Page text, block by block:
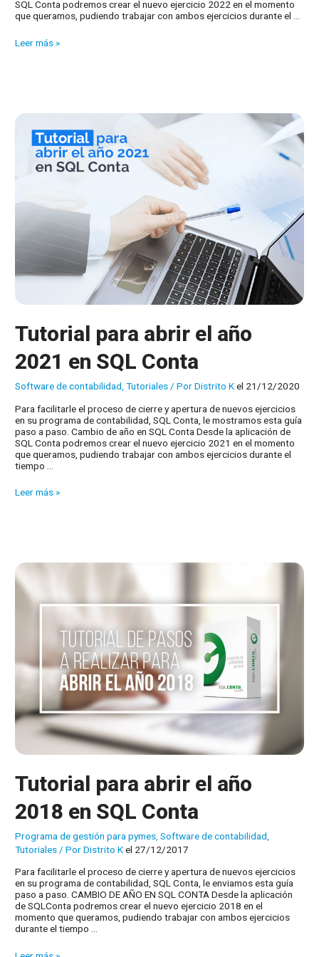
SQL Conta podremos crear el nuevo ejercicio 2022 en el momento
que queramos, pudiendo trabajar con ambos ejercicios durante el …
Tutorial
SQL
Conta
Leer más »
Tutorial para abrir el año
2021 en SQL Conta
Software de contabilidad ,Tutoriales / PorDistrito Kel 21/12/2020
Para facilitarle el proceso de cierre y apertura de nuevos ejercicios
en su programa de contabilidad, SQL Conta, le mostramos esta guía
paso a paso. Cambio de año en SQL Conta Desde la aplicación de
SQL Conta podremos crear el nuevo ejercicio 2021 en el momento
que queramos, pudiendo trabajar con ambos ejercicios durante el
tiempo …
Tutorial
en
SQL
Conta
Leer más »
Tutorial para abrir el año
2018 en SQL Conta
Programa de gestión para pymes ,Software de contabilidad
Tutoriales / PorDistrito Kel 27/12/2017
Para facilitarle el proceso de cierre y apertura de nuevos ejercicios
en su programa de contabilidad, SQL Conta, le enviamos esta guía
paso a paso. CAMBIO DE AÑO EN SQL CONTA Desde la aplicación
de SQLConta podremos crear el nuevo ejercicio 2018 en el
momento que queramos, pudiendo trabajar con ambos ejercicios
durante el tiempo …